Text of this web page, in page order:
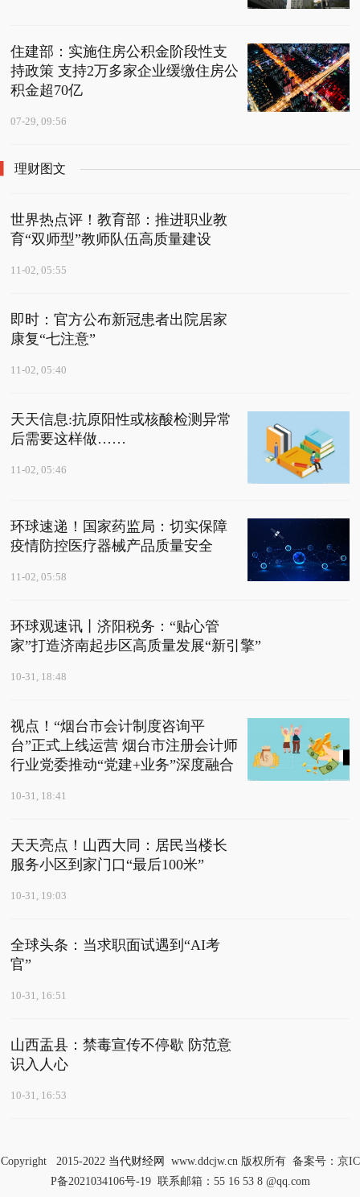
住建部：实施住房公积金阶段性支
持政策 支持2万多家企业缓缴住房公
积金超70亿
07-29, 09:56
理财图文
世界热点评！教育部：推进职业教
育“双师型”教师队伍高质量建设
11-02, 05:55
即时：官方公布新冠患者出院居家
康复“七注意”
11-02, 05:40
天天信息:抗原阳性或核酸检测异常
后需要这样做……
11-02, 05:46
环球速递！国家药监局：切实保障
疫情防控医疗器械产品质量安全
11-02, 05:58
环球观速讯丨济阳税务：“贴心管
家”打造济南起步区高质量发展“新引擎”
10-31, 18:48
视点！“烟台市会计制度咨询平
台”正式上线运营 烟台市注册会计师
行业党委推动“党建+业务”深度融合
10-31, 18:41
天天亮点！山西大同：居民当楼长
服务小区到家门口“最后100米”
10-31, 19:03
全球头条：当求职面试遇到“AI考
官”
10-31, 16:51
山西盂县：禁毒宣传不停歇 防范意
识入人心
10-31, 16:53
Copyright 2015-2022 当代财经网 www.ddcjw.cn 版权所有 备案号： 京IC
P备2021034106号-19联系邮箱：55 16 53 8 @qq.com